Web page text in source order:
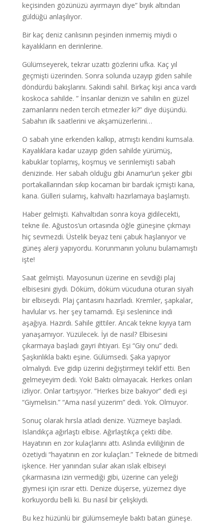
keçisinden gözünüzü ayırmayın diye” bıyık altından
güldüğü anlaşılıyor.
Bir kaç deniz canlısının peşinden inmemiş miydi o
kayalıkların en derinlerine.
Gülümseyerek, tekrar uzattı gözlerini ufka. Kaç yıl
geçmişti üzerinden. Sonra solunda uzayıp giden sahile
döndürdü bakışlarını. Sakindi sahil. Birkaç kişi anca vardı
koskoca sahilde. ” İnsanlar denizin ve sahilin en güzel
zamanlarını neden tercih etmezler ki?” diye düşündü.
Sabahın ilk saatlerini ve akşamüzerlerini…
O sabah yine erkenden kalkıp, atmıştı kendini kumsala.
Kayalıklara kadar uzayıp giden sahilde yürümüş,
kabuklar toplamış, koşmuş ve serinlemişti sabah
denizinde. Her sabah olduğu gibi Anamur’un şeker gibi
portakallarından sıkıp kocaman bir bardak içmişti kana,
kana. Gülleri sulamış, kahvaltı hazırlamaya başlamıştı.
Haber gelmişti. Kahvaltıdan sonra koya gidilecekti,
tekne ile. Ağustos’un ortasında öğle güneşine çıkmayı
hiç sevmezdi. Üstelik beyaz teni çabuk haşlanıyor ve
güneş alerji yapıyordu. Korunmanın yolunu bulamamıştı
işte!
Saat gelmişti. Mayosunun üzerine en sevdiği plaj
elbisesini giydi. Döküm, döküm vücuduna oturan siyah
bir elbiseydi. Plaj çantasını hazırladı. Kremler, şapkalar,
havlular vs. her şey tamamdı. Eşi seslenince indi
aşağıya. Hazırdı. Sahile gittiler. Ancak tekne kıyıya tam
yanaşamıyor. Yüzülecek. İyi de nasıl? Elbisesini
çıkarmaya başladı gayri ihtiyari. Eşi “Giy onu” dedi.
Şaşkınlıkla baktı eşine. Gülümsedi. Şaka yapıyor
olmalıydı. Eve gidip üzerini değiştirmeyi teklif etti. Ben
gelmeyeyim dedi. Yok! Baktı olmayacak. Herkes onları
izliyor. Onlar tartışıyor. “Herkes bize bakıyor” dedi eşi
“Giymelisin.” “Ama nasıl yüzerim” dedi. Yok. Olmuyor.
Sonuç olarak hırsla atladı denize. Yüzmeye başladı.
Islandıkça ağırlaştı elbise. Ağırlaştıkça çekti dibe.
Hayatının en zor kulaçlarını attı. Aslında evliliğinin de
özetiydi “hayatının en zor kulaçları.” Teknede de bitmedi
işkence. Her yanından sular akan ıslak elbiseyi
çıkarmasına izin vermediği gibi, üzerine can yeleği
giymesi için ısrar etti. Denize düşerse, yüzemez diye
korkuyordu belli ki. Bu nasıl bir çelişkiydi.
Bu kez hüzünlü bir gülümsemeyle baktı batan güneşe.